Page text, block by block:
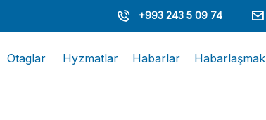
+993 243 5 09 74
Otaglar Hyzmatlar Habarlar Habarlaşmak